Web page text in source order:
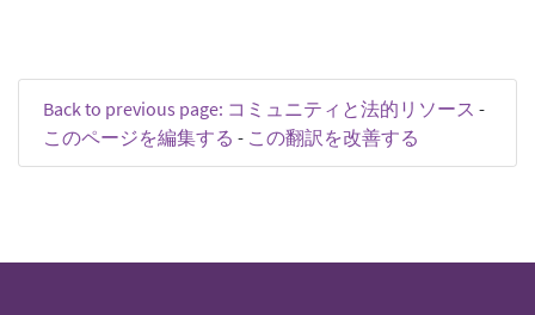
Back to previous page: コミュニティと法的リソース -
このページを編集する - この翻訳を改善する